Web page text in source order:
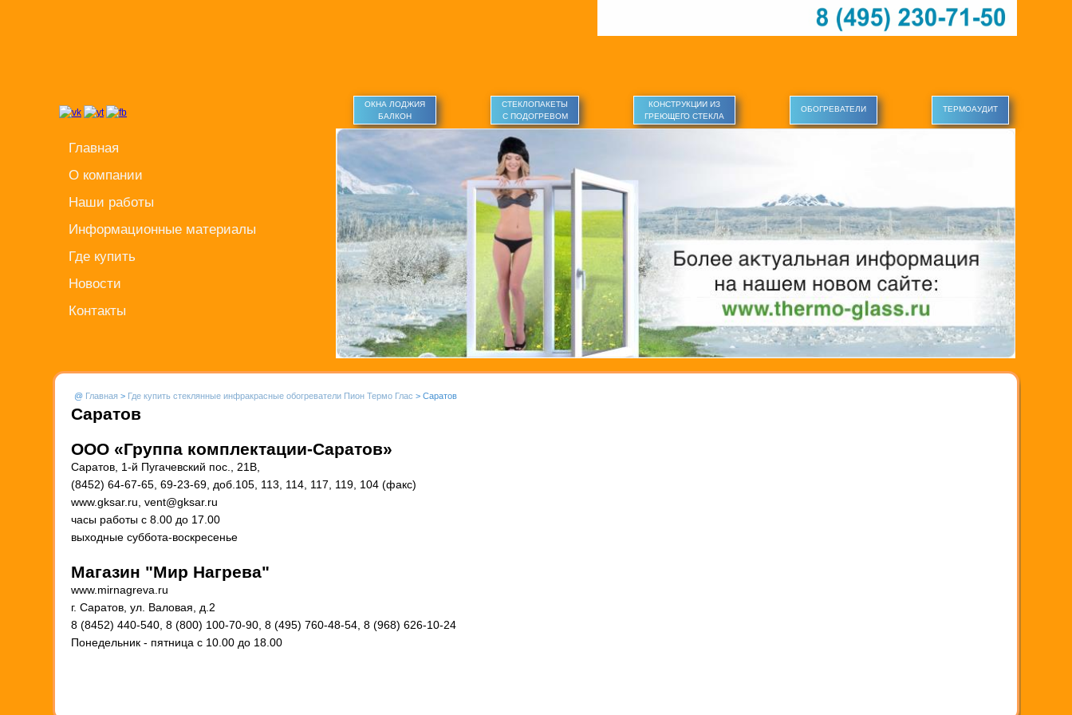
ОКНА ЛОДЖИЯ
БАЛКОН
СТЕКЛОПАКЕТЫ
С ПОДОГРЕВОМ
КОНСТРУКЦИИ ИЗ
ГРЕЮЩЕГО СТЕКЛА
ОБОГРЕВАТЕЛИ ТЕРМОАУДИТ
Главная
О компании
Наши работы
Информационные материалы
Где купить
Новости
Контакты
@ Главная > Где купить стеклянные инфракрасные обогреватели Пион Термо Глас > Саратов
Саратов
ООО «Группа комплектации-Саратов»
Саратов, 1-й Пугачевский пос., 21В,
(8452) 64-67-65, 69-23-69, доб.105, 113, 114, 117, 119, 104 (факс)
www.gksar.ru, vent@gksar.ru
часы работы с 8.00 до 17.00
выходные суббота-воскресенье
Магазин "Мир Нагрева"
www.mirnagreva.ru
г. Саратов, ул. Валовая, д.2
8 (8452) 440-540, 8 (800) 100-70-90, 8 (495) 760-48-54, 8 (968) 626-10-24
Понедельник - пятница с 10.00 до 18.00